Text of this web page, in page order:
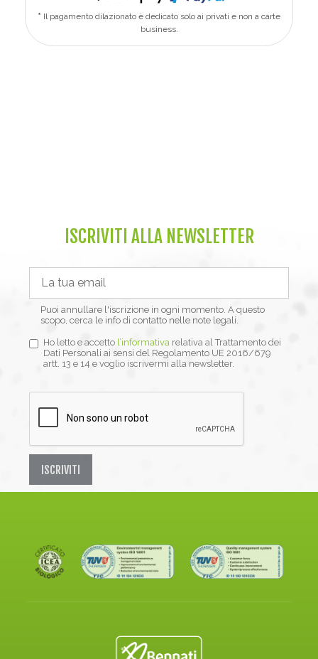
Il pagamento dilazionato è dedicato solo ai privati e non a carte
business.
ISCRIVITI ALLA NEWSLETTER
Puoi annullare l'iscrizione in ogni momento. A questo
scopo, cerca le info di contatto nelle note legali.
Ho letto e accetto l’informativa relativa al Trattamento dei
Dati Personali ai sensi del Regolamento UE 2016/679
artt. 13 e 14 e voglio iscrivermi alla newsletter.
ISCRIVITI